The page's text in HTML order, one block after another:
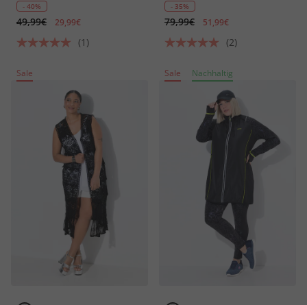
Rücken
- 40%
49,99€ 29,99€
(1)
- 35%
79,99€ 51,99€
(2)
Sale Sale Nachhaltig